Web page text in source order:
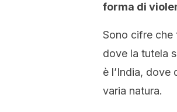
forma di
Sono cifre che
dove la tutela
è l’India,
varia natura.